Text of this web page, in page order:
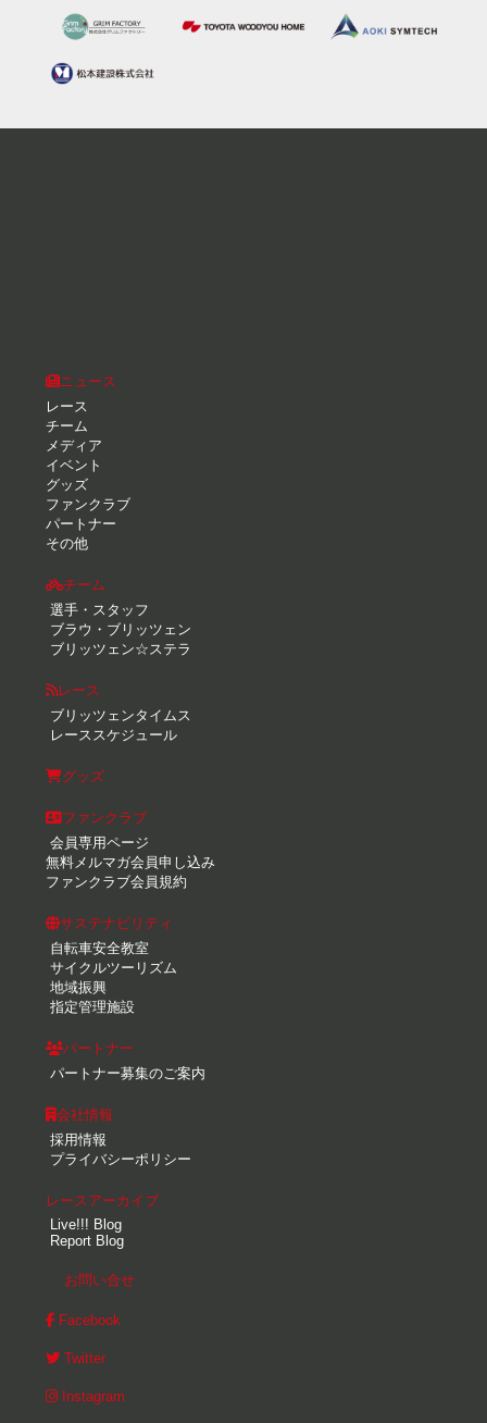
ニュース
レース
チーム
メディア
イベント
グッズ
ファンクラブ
パートナー
その他
チーム
選手・スタッフ
ブラウ・ブリッツェン
ブリッツェン☆ステラ
レース
ブリッツェンタイムス
レーススケジュール
グッズ
ファンクラブ
会員専用ページ
無料メルマガ会員申し込み
ファンクラブ会員規約
サステナビリティ
自転車安全教室
サイクルツーリズム
地域振興
指定管理施設
パートナー
パートナー募集のご案内
会社情報
採用情報
プライバシーポリシー
レースアーカイブ
Live!!! Blog
Report Blog
お問い合せ
Facebook
Twitter
Instagram